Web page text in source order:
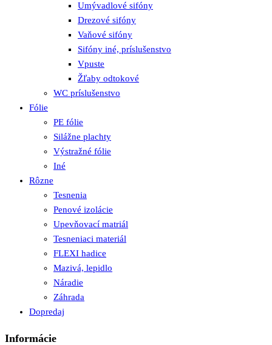
Umývadlové sifóny
Drezové sifóny
Vaňové sifóny
Sifóny iné, príslušenstvo
Vpuste
Žľaby odtokové
WC príslušenstvo
Fólie
PE fólie
Silážne plachty
Výstražné fólie
Iné
Rôzne
Tesnenia
Penové izolácie
Upevňovací matriál
Tesneniaci materiál
FLEXI hadice
Mazivá, lepidlo
Náradie
Záhrada
Dopredaj
Informácie